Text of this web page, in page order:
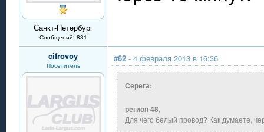
Санкт-Петербург
Сообщений: 831
cifrovoy
Посетитель
#62 - 4 февраля 2013 в 16:36
Серега:
регион 48,
Для чего белый провод? Как думаете,